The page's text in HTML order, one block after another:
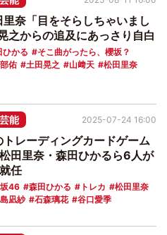
奈「目をそらしちゃいまし
之からの追及にあっさり自白
ひかる
そこ曲がったら、櫻坂？
佑 土田晃之 山﨑天
松田里奈
能
レーディングカードゲーム
田里奈・森田ひかるら6人が
任
46 森田ひかる トレカ
松田里奈
凪紗 石森璃花 谷口愛季
2025-07-24 16:00